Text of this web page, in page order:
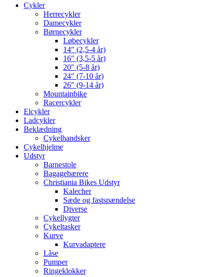
Cykler
Herrecykler
Damecykler
Børnecykler
Løbecykler
14″ (2,5-4 år)
16″ (3,5-5 år)
20″ (5-8 år)
24″ (7-10 år)
26″ (9-14 år)
Mountainbike
Racercykler
Elcykler
Ladcykler
Beklædning
Cykelhandsker
Cykelhjelme
Udstyr
Barnestole
Bagagebærere
Christiania Bikes Udstyr
Kalecher
Sæde og fastspændelse
Diverse
Cykellygter
Cykeltasker
Kurve
Kurvadaptere
Låse
Pumper
Ringeklokker